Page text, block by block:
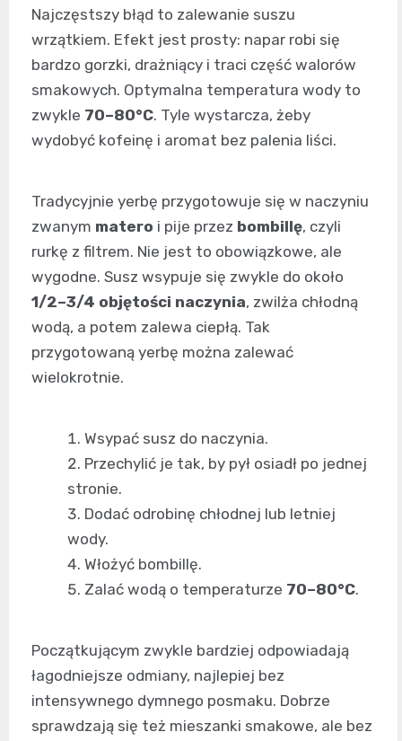
Najczęstszy błąd to zalewanie suszu
wrzątkiem. Efekt jest prosty: napar robi się
bardzo gorzki, drażniący i traci część walorów
smakowych. Optymalna temperatura wody to
zwykle 70–80°C. Tyle wystarcza, żeby
wydobyć kofeinę i aromat bez palenia liści.
Tradycyjnie yerbę przygotowuje się w naczyniu
zwanym matero i pije przez bombillę, czyli
rurkę z filtrem. Nie jest to obowiązkowe, ale
wygodne. Susz wsypuje się zwykle do około
1/2–3/4 objętości naczynia, zwilża chłodną
wodą, a potem zalewa ciepłą. Tak
przygotowaną yerbę można zalewać
wielokrotnie.
Wsypać susz do naczynia.
Przechylić je tak, by pył osiadł po jednej
stronie.
Dodać odrobinę chłodnej lub letniej
wody.
Włożyć bombillę.
Zalać wodą o temperaturze 70–80°C.
Początkującym zwykle bardziej odpowiadają
łagodniejsze odmiany, najlepiej bez
intensywnego dymnego posmaku. Dobrze
sprawdzają się też mieszanki smakowe, ale bez